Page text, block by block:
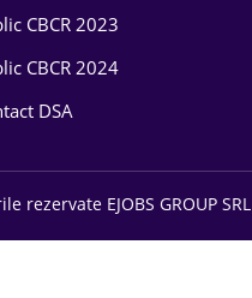
CBCR 2023
CBCR 2024
DSA
rezervate EJOBS GROUP SRL